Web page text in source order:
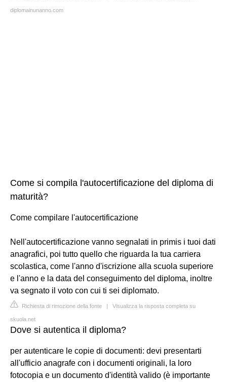
diplomainunanno.com
Come si compila l'autocertificazione del diploma di
maturità?
Come compilare l'autocertificazione
Nell'autocertificazione vanno segnalati in primis i tuoi dati
anagrafici, poi tutto quello che riguarda la tua carriera
scolastica, come l'anno d'iscrizione alla scuola superiore
e l'anno e la data del conseguimento del diploma, inoltre
va segnato il voto con cui ti sei diplomato.
Richiesta di rimozione della fonte | Visualizza la risposta completa su
skuola.net
Dove si autentica il diploma?
per autenticare le copie di documenti: devi presentarti
all'ufficio anagrafe con i documenti originali, la loro
fotocopia e un documento d'identità valido (è importante